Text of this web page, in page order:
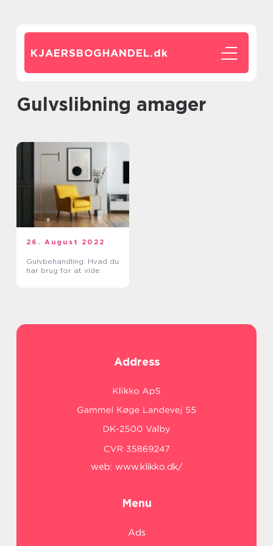
KJAERSBOGHANDEL.dk
gulvslibning amager
26. August 2022
Gulvbehandling: Hvad du
har brug for at vide
Address
web: www.klikko.dk/
Menu
Ads